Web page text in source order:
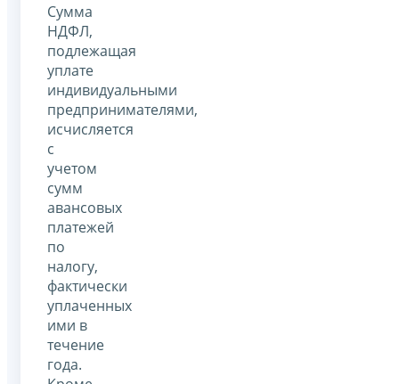
Сумма
НДФЛ,
подлежащая
уплате
индивидуальными
предпринимателями,
исчисляется
с
учетом
сумм
авансовых
платежей
по
налогу,
фактически
уплаченных
ими в
течение
года.